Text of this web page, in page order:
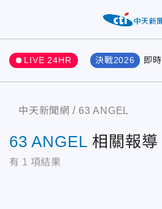
LIVE 24HR 決戰2026 即時
中天新聞網 63 ANGEL
63 ANGEL 相關報導
有 1 項結果